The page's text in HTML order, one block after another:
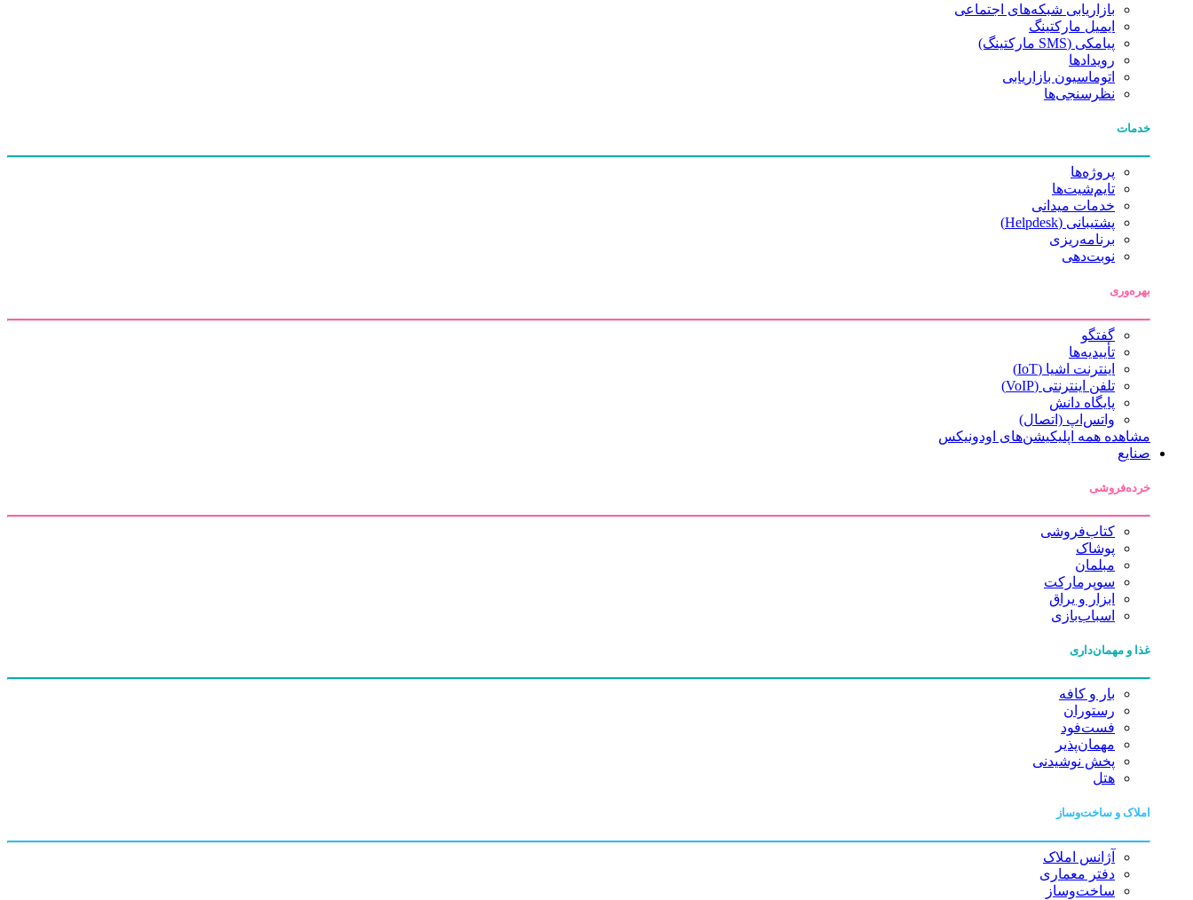
بازاریابی شبکه‌های اجتماعی
ایمیل مارکتینگ
پیامکی (SMS مارکتینگ)
رویدادها
اتوماسیون بازاریابی
نظرسنجی‌ها
خدمات
پروژه‌ها
تایم‌شیت‌ها
خدمات میدانی
پشتیبانی (Helpdesk)
برنامه‌ریزی
نوبت‌دهی
بهره‌وری
گفتگو
تأییدیه‌ها
اینترنت اشیا (IoT)
تلفن اینترنتی (VoIP)
پایگاه دانش
واتس‌اپ (اتصال)
مشاهده همه اپلیکیشن‌های اودونیکس
صنایع
خرده‌فروشی
کتاب‌فروشی
پوشاک
مبلمان
سوپرمارکت
ابزار و یراق
اسباب‌بازی
غذا و مهمان‌داری
بار و کافه
رستوران
فست‌فود
مهمان‌پذیر
پخش نوشیدنی
هتل
املاک و ساخت‌وساز
آژانس املاک
دفتر معماری
ساخت‌وساز